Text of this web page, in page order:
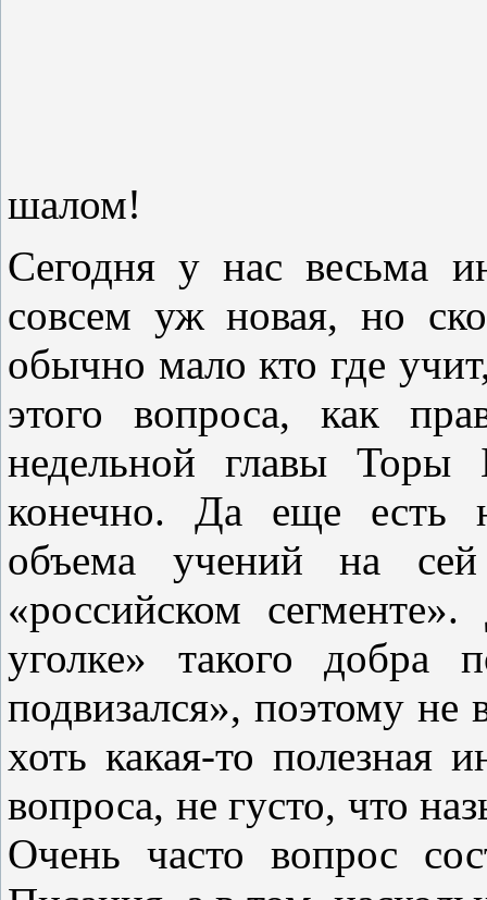
Сегодня у нас весьма
совсем уж новая, но
обычно мало кто где
этого вопроса, как
недельной главы Торы
конечно. Да еще есть
объема учений на
«российском
уголке» такого добра
подвизался», поэтому не
хоть какая-то полезная
вопроса, не густо, что
Очень часто вопрос